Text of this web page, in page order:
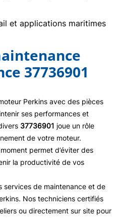
et applications maritimes
37736901
Perkins avec des pièces
ses performances et
37736901 joue un rôle
de votre moteur.
permet d’éviter des
la productivité de vos
services de maintenance et de
Nos techniciens certifiés
ou directement sur site pour